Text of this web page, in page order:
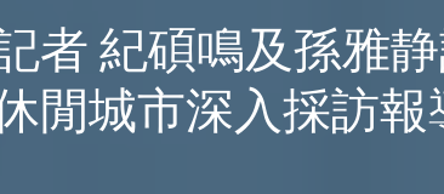
者 紀碩鳴及孫雅
閒城市深入採訪報